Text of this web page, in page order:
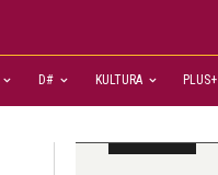
D# KULTURA PLUS+